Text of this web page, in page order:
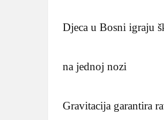
Djeca u Bosni igraju
na jednoj nozi
Gravitacija garantira